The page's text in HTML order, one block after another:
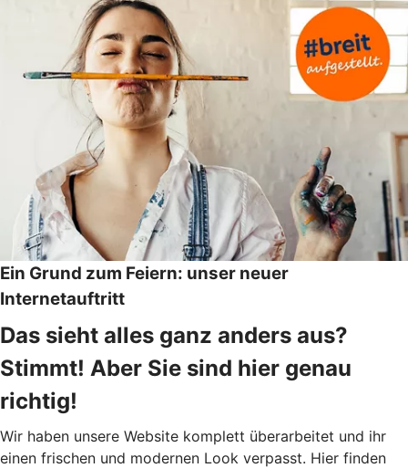
Ein Grund zum Feiern: unser neuer
Internetauftritt
Das sieht alles ganz anders aus?
Stimmt! Aber Sie sind hier genau
richtig!
Wir haben unsere Website komplett überarbeitet und ihr
einen frischen und modernen Look verpasst. Hier finden